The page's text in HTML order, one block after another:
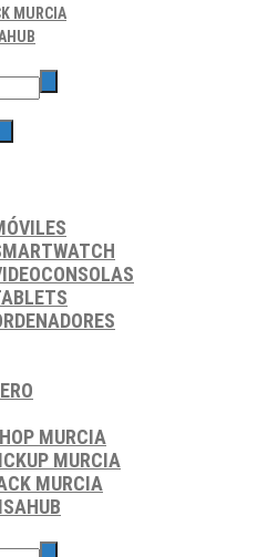
MURCIA
MURCIA
MURCIA
MURCIA